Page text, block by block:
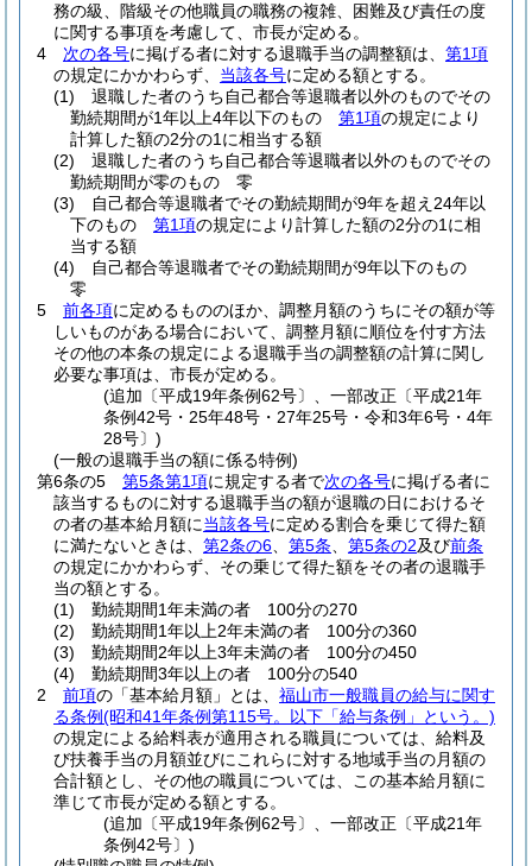
務の級、階級その他職員の職務の複雑、困難及び責任の度
に関する事項を考慮して、市長が定める。
4
次の各号に掲げる者に対する退職手当の調整額は、 第1項
の規定にかかわらず、 当該各号に定める額とする。
(1)
退職した者のうち自己都合等退職者以外のものでその
勤続期間が1年以上4年以下のもの 第1項の規定により
計算した額の2分の1に相当する額
(2)
退職した者のうち自己都合等退職者以外のものでその
勤続期間が零のもの 零
(3)
自己都合等退職者でその勤続期間が9年を超え24年以
下のもの 第1項の規定により計算した額の2分の1に相
当する額
(4)
自己都合等退職者でその勤続期間が9年以下のもの
零
5
前各項に定めるもののほか、調整月額のうちにその額が等
しいものがある場合において、調整月額に順位を付す方法
その他の本条の規定による退職手当の調整額の計算に関し
必要な事項は、市長が定める。
(追加〔平成19年条例62号〕、一部改正〔平成21年
条例42号・25年48号・27年25号・令和3年6号・4年
28号〕)
(一般の退職手当の額に係る特例)
第6条の5
第5条第1項に規定する者で次の各号に掲げる者に
該当するものに対する退職手当の額が退職の日におけるそ
の者の基本給月額に当該各号に定める割合を乗じて得た額
に満たないときは、 第2条の6 第5条 第5条の2及び前条
の規定にかかわらず、その乗じて得た額をその者の退職手
当の額とする。
(1)
勤続期間1年未満の者 100分の270
(2)
勤続期間1年以上2年未満の者 100分の360
(3)
勤続期間2年以上3年未満の者 100分の450
(4)
勤続期間3年以上の者 100分の540
2
前項の「基本給月額」とは、 福山市一般職員の給与に関す
る条例(昭和41年条例第115号。以下「給与条例」という。)
の規定による給料表が適用される職員については、給料及
び扶養手当の月額並びにこれらに対する地域手当の月額の
合計額とし、その他の職員については、この基本給月額に
準じて市長が定める額とする。
(追加〔平成19年条例62号〕、一部改正〔平成21年
条例42号〕)